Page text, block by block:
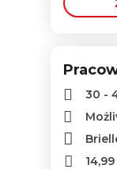
30 -
14,99